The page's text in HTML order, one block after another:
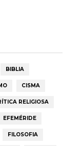
BIBLIA
CISMA
RELIGIOSA
EFEMÉRIDE
FILOSOFIA